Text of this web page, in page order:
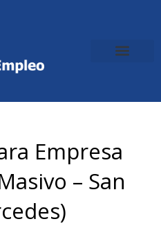
Empresa
– San